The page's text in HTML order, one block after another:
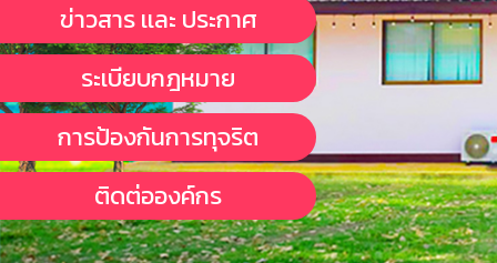
ข่าวสาร เเละ ประกาศ
ระเบียบกฎหมาย
การป้องกันการทุจริต
ติดต่อองค์กร